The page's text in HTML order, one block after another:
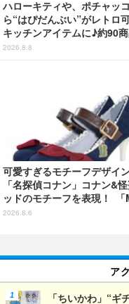
ハローキティや、ポチャッコ
ら“はぴだんぶい”がレトロ
キッチンアイテムに♪約90
登場【212 KITCHEN
2026.8.8
可愛すぎるモチーフデザイ
「名探偵コナン」コナン&
ッドのモチーフを表現！ 「
A」パンプスがセール実施中
2026.8.6
ア
「ちいかわ」“ギ